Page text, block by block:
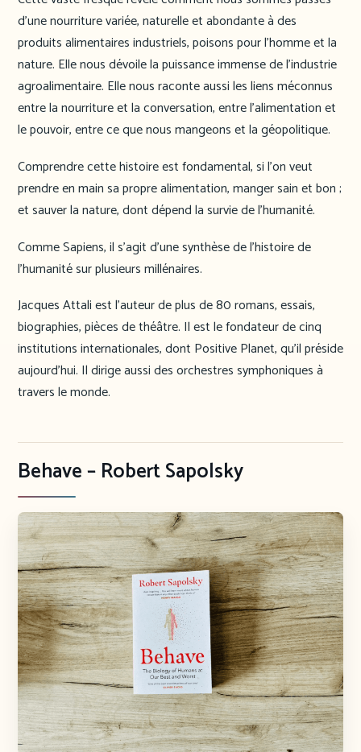
d’une nourriture variée, naturelle et abondante à des
produits alimentaires industriels, poisons pour l’homme et la
nature. Elle nous dévoile la puissance immense de l’industrie
agroalimentaire. Elle nous raconte aussi les liens méconnus
entre la nourriture et la conversation, entre l’alimentation et
le pouvoir, entre ce que nous mangeons et la géopolitique.
Comprendre cette histoire est fondamental, si l’on veut
prendre en main sa propre alimentation, manger sain et bon ;
et sauver la nature, dont dépend la survie de l’humanité.
Comme Sapiens, il s’agit d’une synthèse de l’histoire de
l’humanité sur plusieurs millénaires.
Jacques Attali est l’auteur de plus de 80 romans, essais,
biographies, pièces de théâtre. Il est le fondateur de cinq
institutions internationales, dont Positive Planet, qu’il préside
aujourd’hui. Il dirige aussi des orchestres symphoniques à
travers le monde.
Behave – Robert Sapolsky